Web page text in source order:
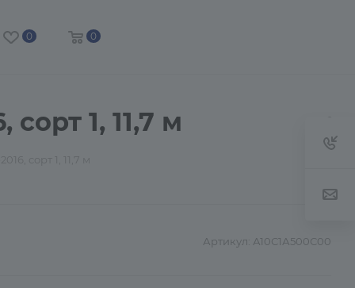
0 0
1, 11,7 м
Артикул: А10С1А500С00